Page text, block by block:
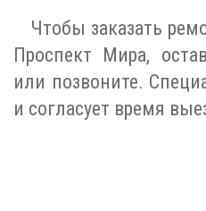
Чтобы заказать
Проспект Мира,
или позвоните.
и согласует время